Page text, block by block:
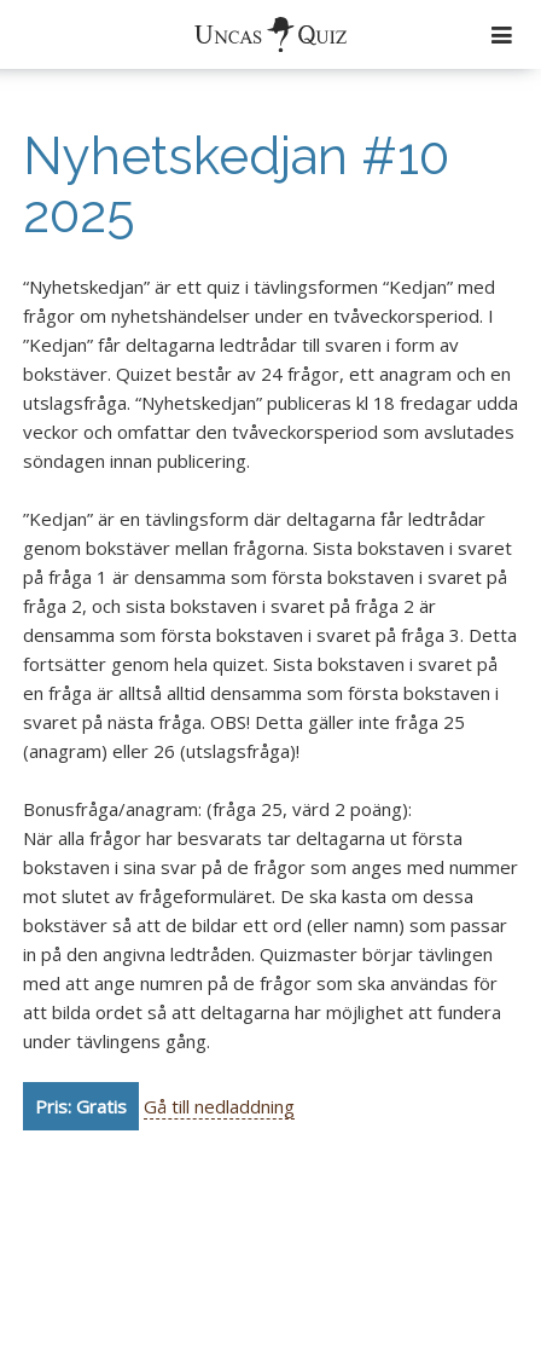
Aktuellt
Om Uncas Quiz
Musik
Zimmerband
Uncas Tribe
Uncas och den Andre
Kontakt
Galleri
Nyhetskedjan #10
2025
“Nyhetskedjan” är ett quiz i tävlingsformen “Kedjan” med
frågor om nyhetshändelser under en tvåveckorsperiod. I
”Kedjan” får deltagarna ledtrådar till svaren i form av
bokstäver. Quizet består av 24 frågor, ett anagram och en
utslagsfråga. “Nyhetskedjan” publiceras kl 18 fredagar udda
veckor och omfattar den tvåveckorsperiod som avslutades
söndagen innan publicering.
”Kedjan” är en tävlingsform där deltagarna får ledtrådar
genom bokstäver mellan frågorna. Sista bokstaven i svaret
på fråga 1 är densamma som första bokstaven i svaret på
fråga 2, och sista bokstaven i svaret på fråga 2 är
densamma som första bokstaven i svaret på fråga 3. Detta
fortsätter genom hela quizet. Sista bokstaven i svaret på
en fråga är alltså alltid densamma som första bokstaven i
svaret på nästa fråga. OBS! Detta gäller inte fråga 25
(anagram) eller 26 (utslagsfråga)!
Bonusfråga/anagram: (fråga 25, värd 2 poäng):
När alla frågor har besvarats tar deltagarna ut första
bokstaven i sina svar på de frågor som anges med nummer
mot slutet av frågeformuläret. De ska kasta om dessa
bokstäver så att de bildar ett ord (eller namn) som passar
in på den angivna ledtråden. Quizmaster börjar tävlingen
med att ange numren på de frågor som ska användas för
att bilda ordet så att deltagarna har möjlighet att fundera
under tävlingens gång.
Pris: Gratis Gå till nedladdning